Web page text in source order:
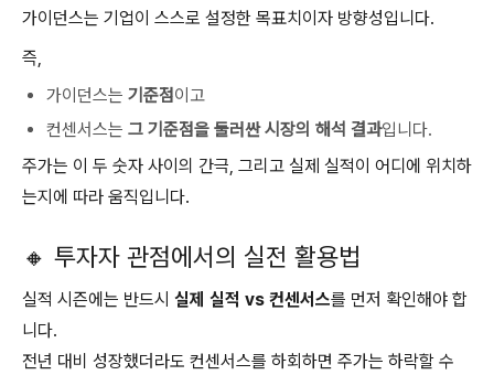
가이던스는 기업이 스스로 설정한 목표치이자 방향성입니다.
즉,
가이던스는 기준점이고
컨센서스는 그 기준점을 둘러싼 시장의 해석 결과입니다.
주가는 이 두 숫자 사이의 간극, 그리고 실제 실적이 어디에 위치하
는지에 따라 움직입니다.
🔸 투자자 관점에서의 실전 활용법
실적 시즌에는 반드시 실제 실적 vs 컨센서스를 먼저 확인해야 합
니다.
전년 대비 성장했더라도 컨센서스를 하회하면 주가는 하락할 수